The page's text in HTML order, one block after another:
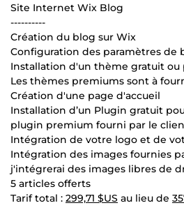
Site Internet Wix Blog
----------
Création du blog sur Wix
Configuration des paramètres de
Installation d'un thème gratuit ou
Les thèmes premiums sont à
Création d'une page d'accueil
Installation d’un Plugin gratuit
plugin premium fourni par le
Intégration de votre logo et de
Intégration des images fournies
j'intégrerai des images libres de
5 articles offerts
Tarif total : 299,71 $US au lieu de